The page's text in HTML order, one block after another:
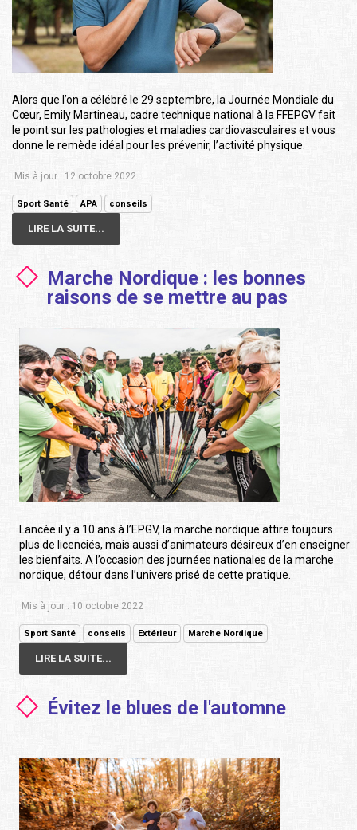
Alors que l’on a célébré le 29 septembre, la Journée Mondiale du
Cœur, Emily Martineau, cadre technique national à la FFEPGV fait
le point sur les pathologies et maladies cardiovasculaires et vous
donne le remède idéal pour les prévenir, l’activité physique.
Mis à jour : 12 octobre 2022
Sport Santé APA conseils
LIRE LA SUITE...
Marche Nordique : les bonnes
raisons de se mettre au pas
Lancée il y a 10 ans à l’EPGV, la marche nordique attire toujours
plus de licenciés, mais aussi d’animateurs désireux d’en enseigner
les bienfaits. A l’occasion des journées nationales de la marche
nordique, détour dans l’univers prisé de cette pratique.
Mis à jour : 10 octobre 2022
Sport Santé conseils Extérieur Marche Nordique
LIRE LA SUITE...
Évitez le blues de l'automne